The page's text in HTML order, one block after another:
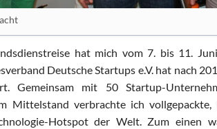
hat mich vom 7. bis 11.
Deutsche Startups e.V. hat nach
Gemeinsam mit 50 Startup-
Mittelstand verbrachte ich
Hotspot der Welt. Zum einen